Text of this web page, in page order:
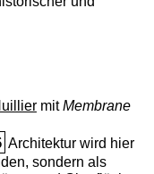
mit ­Membrane
Architektur wird hier
sondern als